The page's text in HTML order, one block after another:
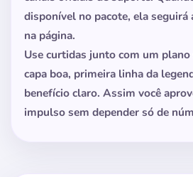
disponível no pacote, ela seguirá
na página.
Use curtidas junto com um
capa boa, primeira linha da
benefício claro. Assim você
impulso sem depender só de